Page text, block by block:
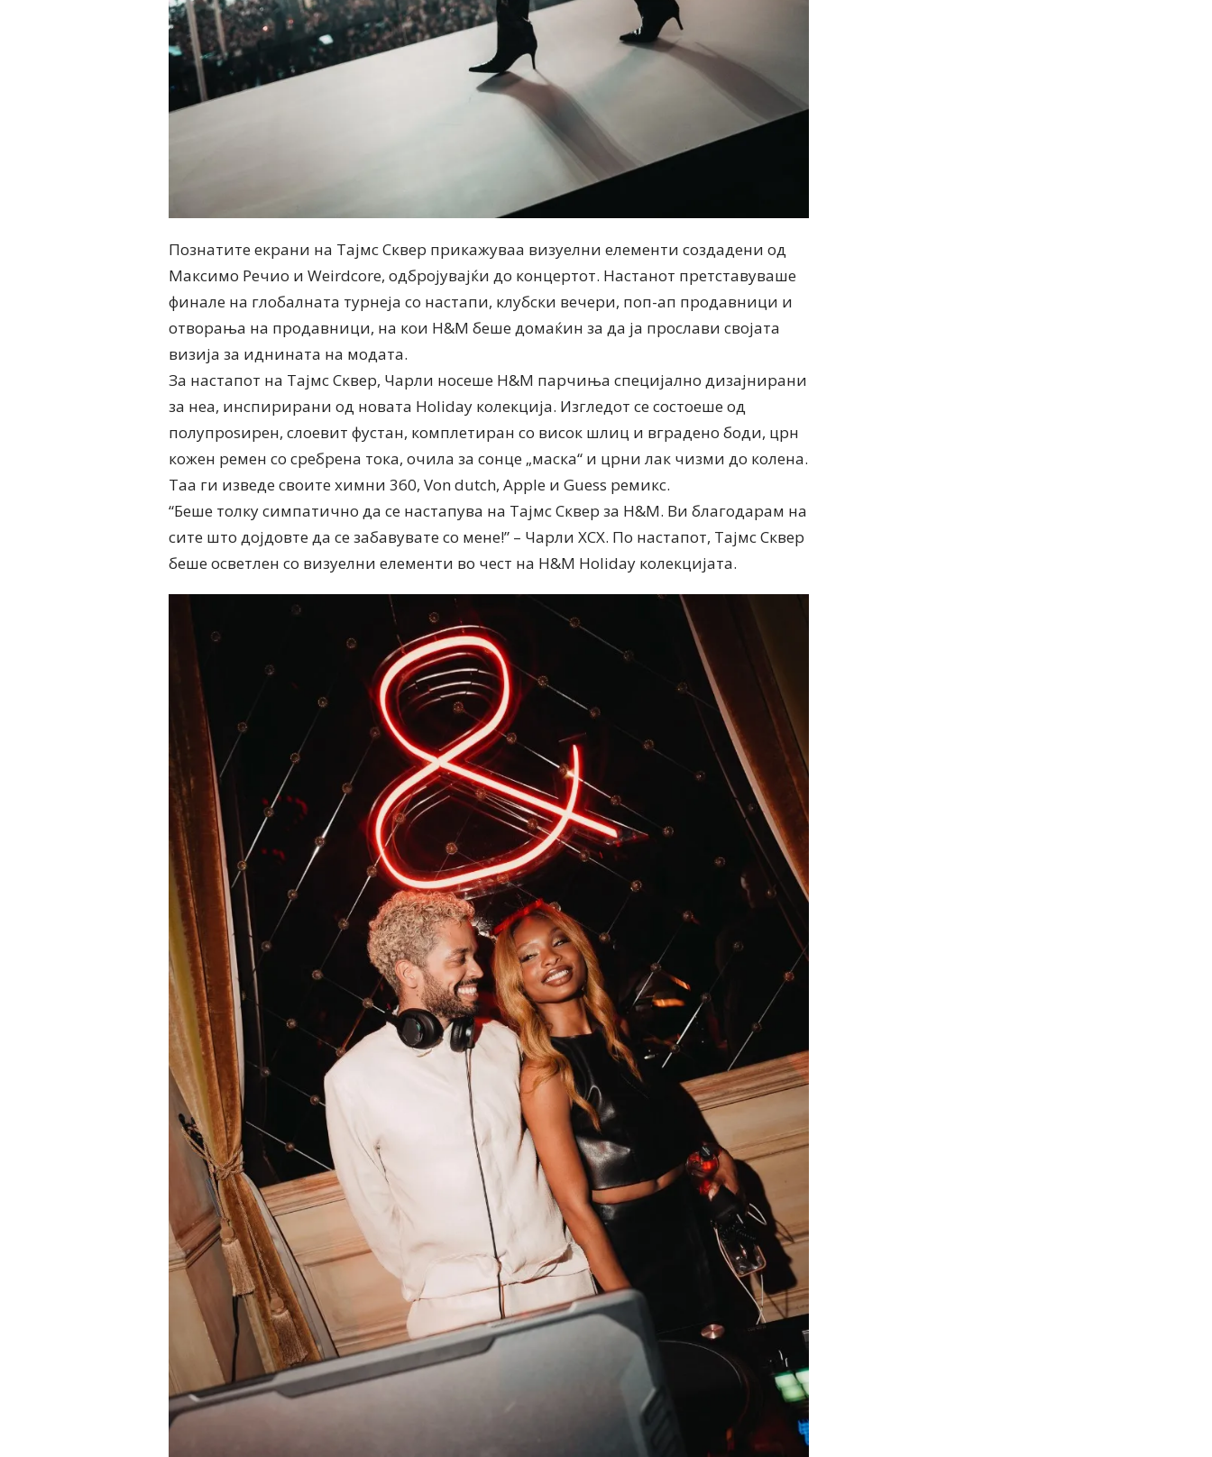
Познатите екрани на Тајмс Сквер прикажуваа визуелни елементи создадени од
Максимо Речио и Weirdcore, одбројувајќи до концертот. Настанот претставуваше
финале на глобалната турнеја со настапи, клубски вечери, поп-ап продавници и
отворања на продавници, на кои H&M беше домаќин за да ја прослави својата
визија за иднината на модата.
За настапот на Тајмс Сквер, Чарли носеше H&M парчиња специјално дизајнирани
за неа, инспирирани од новата Holiday колекција. Изгледот се состоеше од
полупроѕирен, слоевит фустан, комплетиран со висок шлиц и вградено боди, црн
кожен ремен со сребрена тока, очила за сонце „маска“ и црни лак чизми до колена.
Таа ги изведе своите химни 360, Von dutch, Apple и Guess ремикс.
“Беше толку симпатично да се настапува на Тајмс Сквер за H&M. Ви благодарам на
сите што дојдовте да се забавувате со мене!” – Чарли XCX. По настапот, Тајмс Сквер
беше осветлен со визуелни елементи во чест на H&M Holiday колекцијата.